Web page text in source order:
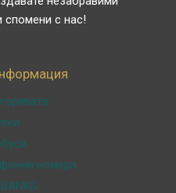
спомени с нас!
номера